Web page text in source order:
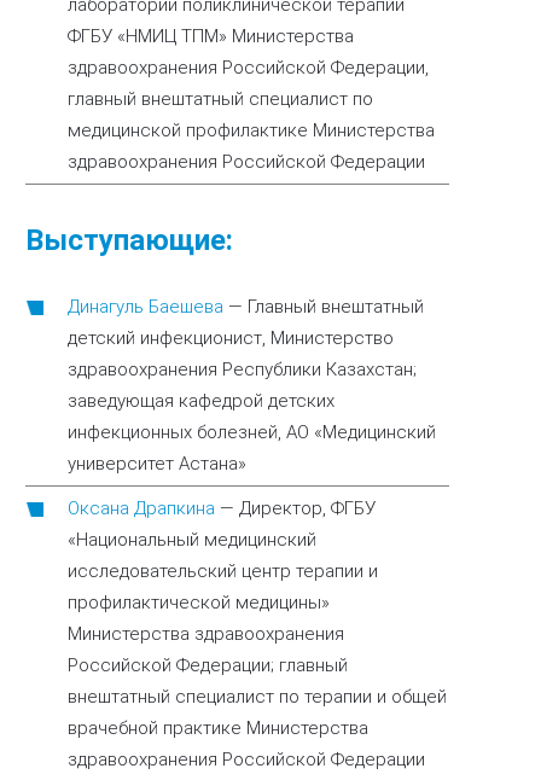
лаборатории поликлинической терапии
ФГБУ «НМИЦ ТПМ» Министерства
здравоохранения Российской Федерации,
главный внештатный специалист по
медицинской профилактике Министерства
здравоохранения Российской Федерации
Выступающие:
Динагуль Баешева — Главный внештатный
детский инфекционист, Министерство
здравоохранения Республики Казахстан;
заведующая кафедрой детских
инфекционных болезней, АО «Медицинский
университет Астана»
Оксана Драпкина — Директор, ФГБУ
«Национальный медицинский
исследовательский центр терапии и
профилактической медицины»
Министерства здравоохранения
Российской Федерации; главный
внештатный специалист по терапии и общей
врачебной практике Министерства
здравоохранения Российской Федерации